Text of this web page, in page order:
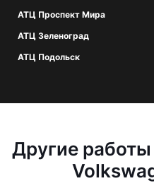
АТЦ Проспект Мира
АТЦ Зеленоград
АТЦ Подольск
Другие